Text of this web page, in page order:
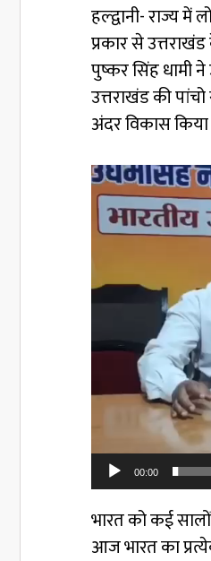
हल्द्वानी- राज्य
प्रकार से
पुष्कर सिंह धामी
उत्तराखंड की
अंदर विकास किया
Video
Player
00:00
भारत को कई
आज भारत का